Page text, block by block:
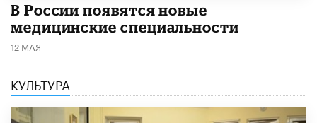
В России появятся новые
медицинские специальности
12 МАЯ
КУЛЬТУРА